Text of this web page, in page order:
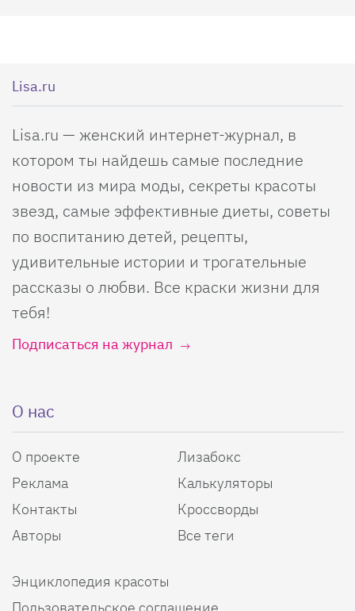
Lisa.ru
Lisa.ru — женский интернет-журнал, в
котором ты найдешь самые последние
новости из мира моды, секреты красоты
звезд, самые эффективные диеты, советы
по воспитанию детей, рецепты,
удивительные истории и трогательные
рассказы о любви. Все краски жизни для
тебя!
Подписаться на журнал
О нас
О проекте
Реклама
Контакты
Авторы
Лизабокс
Калькуляторы
Кроссворды
Все теги
Энциклопедия красоты